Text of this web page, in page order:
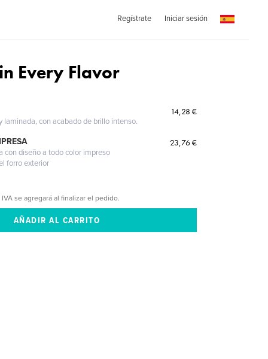
Regístrate Iniciar sesión
Every Flavor
laminada, con acabado de brillo intenso.
14,28 €
con diseño a todo color impreso
forro exterior
23,76 €
IVA se agregará al finalizar el pedido.